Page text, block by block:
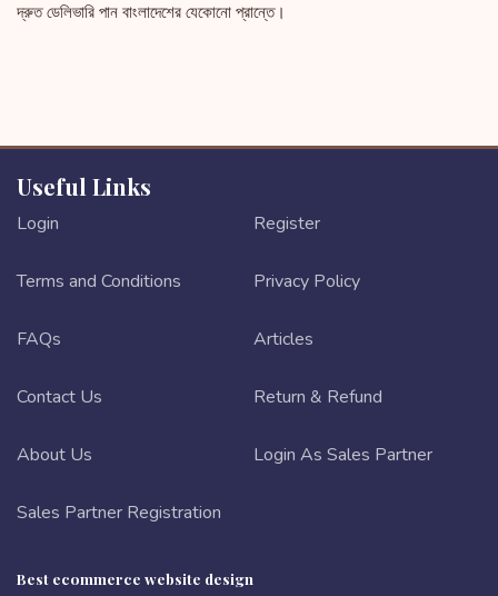
দ্রুত ডেলিভারি পান বাংলাদেশের যেকোনো প্রান্তে।
Useful Links
Login Register
Terms and Conditions Privacy Policy
FAQs Articles
Contact Us Return & Refund
About Us Login As Sales Partner
Sales Partner Registration
Best ecommerce website design